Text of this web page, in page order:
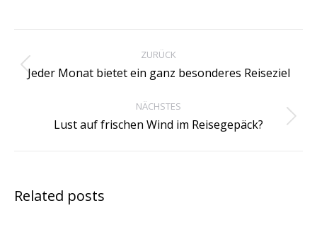
ZURÜCK
Vorheriger
Jeder Monat bietet ein ganz besonderes Reiseziel
NÄCHSTES
Nächster
Lust auf frischen Wind im Reisegepäck?
Related posts